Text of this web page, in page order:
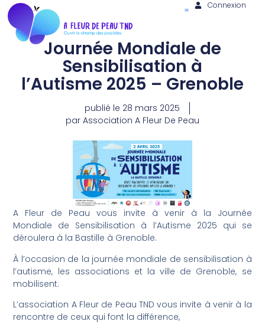
Connexion
Journée Mondiale de
Sensibilisation à
l’Autisme 2025 – Grenoble
publié le 28 mars 2025
par Association A Fleur De Peau
A Fleur de Peau vous invite à venir à la Journée
Mondiale de Sensibilisation à l’Autisme 2025 qui se
déroulera à la Bastille à Grenoble.
À l’occasion de la journée mondiale de sensibilisation à
l’autisme, les associations et la ville de Grenoble, se
mobilisent.
L’association A Fleur de Peau TND vous invite à venir à la
rencontre de ceux qui font la différence,